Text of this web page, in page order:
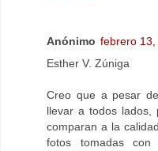
Anónimo febrero 13,
Esther V. Zúniga
Creo que a pesar
llevar a todos lados,
comparan a la
fotos tomadas con